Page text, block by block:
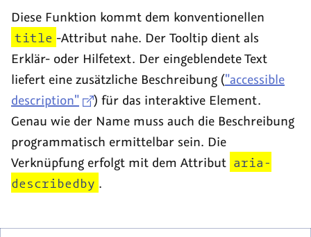
Diese Funktion kommt dem konventionellen
title -Attribut nahe. Der Tooltip dient als
Erklär- oder Hilfetext. Der eingeblendete Text
liefert eine zusätzliche Beschreibung ("accessible
description"
) für das interaktive Element.
Genau wie der Name muss auch die Beschreibung
programmatisch ermittelbar sein. Die
Verknüpfung erfolgt mit dem Attribut aria-
describedby .